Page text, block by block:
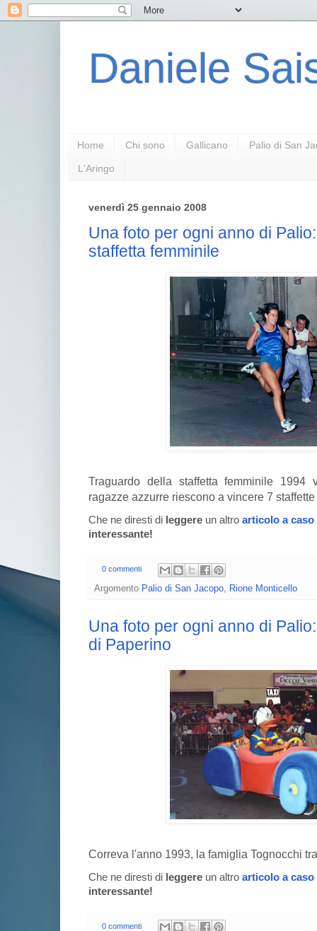
Daniele
Home Chi sono Gallicano Palio di San
L'Aringo
venerdì 25 gennaio 2008
Una foto per ogni anno di
staffetta femminile
Traguardo della staffetta femminile
ragazze azzurre riescono a vincere 7
Che ne diresti di leggere un altro articolo a caso
interessante!
0 commenti
Argomento Palio di San Jacopo Rione Monticello
Una foto per ogni anno di
di Paperino
Correva l'anno 1993, la famiglia Tognocchi
Che ne diresti di leggere un altro articolo a caso
interessante!
0 commenti